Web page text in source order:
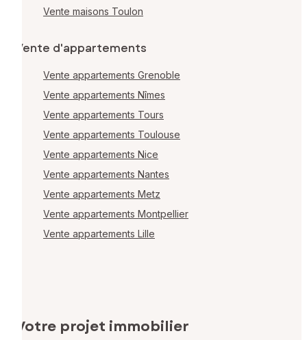
Vente maisons Toulon
Vente d'appartements
Vente appartements Grenoble
Vente appartements Nîmes
Vente appartements Tours
Vente appartements Toulouse
Vente appartements Nice
Vente appartements Nantes
Vente appartements Metz
Vente appartements Montpellier
Vente appartements Lille
Votre projet immobilier